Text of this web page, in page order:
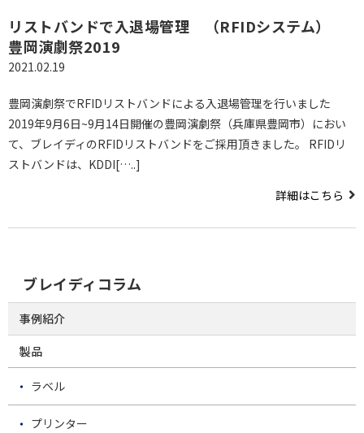
リストバンドで入退場管理 （RFIDシステム）
豊岡演劇祭2019
2021.02.19
豊岡演劇祭でRFIDリストバンドによる入退場管理を行いました
2019年9月6日~9月14日開催の豊岡演劇祭（兵庫県豊岡市）におい
て、ブレイディのRFIDリストバンドをご採用頂きました。 RFIDリ
ストバンドは、KDDI[…..]
詳細はこちら
ブレイディコラム
事例紹介
製品
ラベル
プリンター